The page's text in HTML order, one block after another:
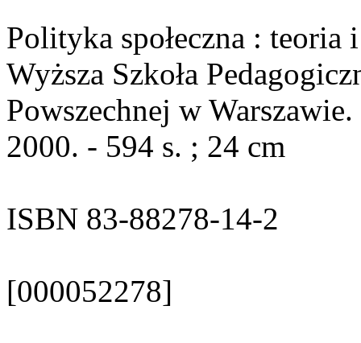
Polityka społeczna :
Wyższa Szkoła
Powszechnej w
2000. - 594 s. ; 24 cm
ISBN 83-88278-14-2
[000052278]